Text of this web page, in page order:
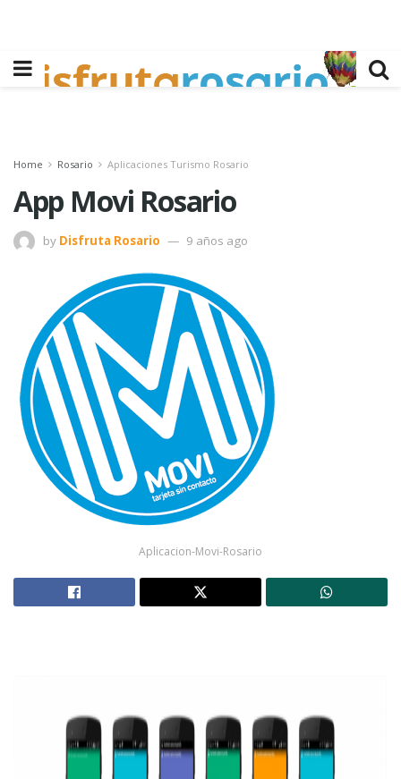
Home Rosario Aplicaciones Turismo Rosario
App Movi Rosario
by Disfruta Rosario 9 años ago
Aplicacion-Movi-Rosario